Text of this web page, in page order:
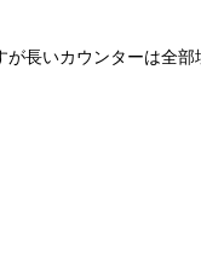
長いカウンターは全